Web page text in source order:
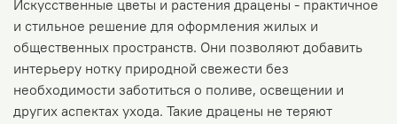
Искусственные цветы и растения драцены - практичное
и стильное решение для оформления жилых и
общественных пространств. Они позволяют добавить
интерьеру нотку природной свежести без
необходимости заботиться о поливе, освещении и
других аспектах ухода. Такие драцены не теряют